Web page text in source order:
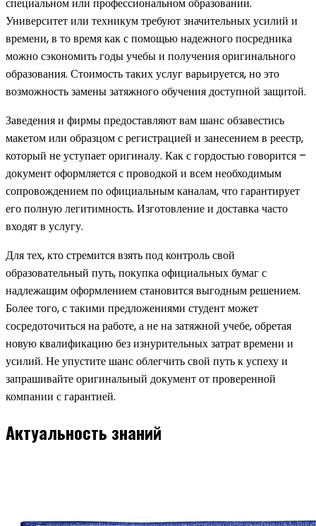
специальном или профессиональном образовании.
Университет или техникум требуют значительных усилий и
времени, в то время как с помощью надежного посредника
можно сэкономить годы учебы и получения оригинального
образования. Стоимость таких услуг варьируется, но это
возможность замены затяжного обучения доступной защитой.
Заведения и фирмы предоставляют вам шанс обзавестись
макетом или образцом с регистрацией и занесением в реестр,
который не уступает оригиналу. Как с гордостью говорится –
документ оформляется с проводкой и всем необходимым
сопровождением по официальным каналам, что гарантирует
его полную легитимность. Изготовление и доставка часто
входят в услугу.
Для тех, кто стремится взять под контроль свой
образовательный путь, покупка официальных бумаг с
надлежащим оформлением становится выгодным решением.
Более того, с такими предложениями студент может
сосредоточиться на работе, а не на затяжной учебе, обретая
новую квалификацию без изнурительных затрат времени и
усилий. Не упустите шанс облегчить свой путь к успеху и
запрашивайте оригинальный документ от проверенной
компании с гарантией.
Актуальность знаний